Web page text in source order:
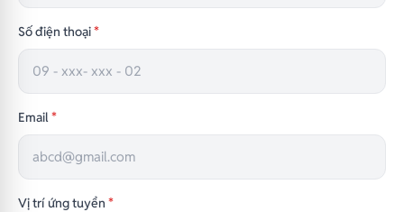
Số điện thoại*
Email *
Vị trí ứng tuyển *